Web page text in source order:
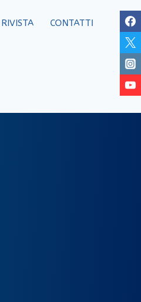
RIVISTA CONTATTI